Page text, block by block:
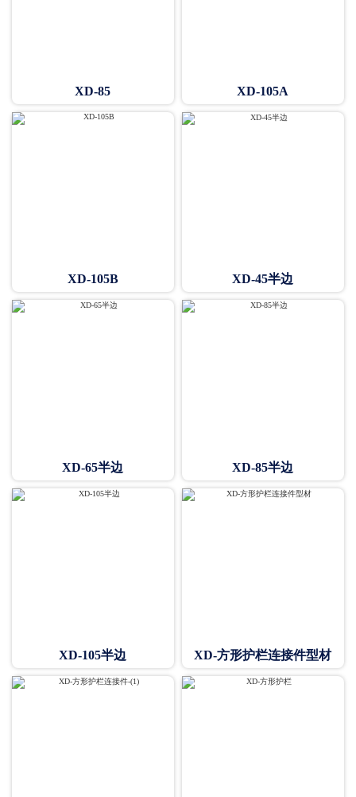
XD-85 XD-105A
XD-105B XD-45半边
XD-65半边 XD-85半边
XD-105半边 XD-方形护栏连接件型材